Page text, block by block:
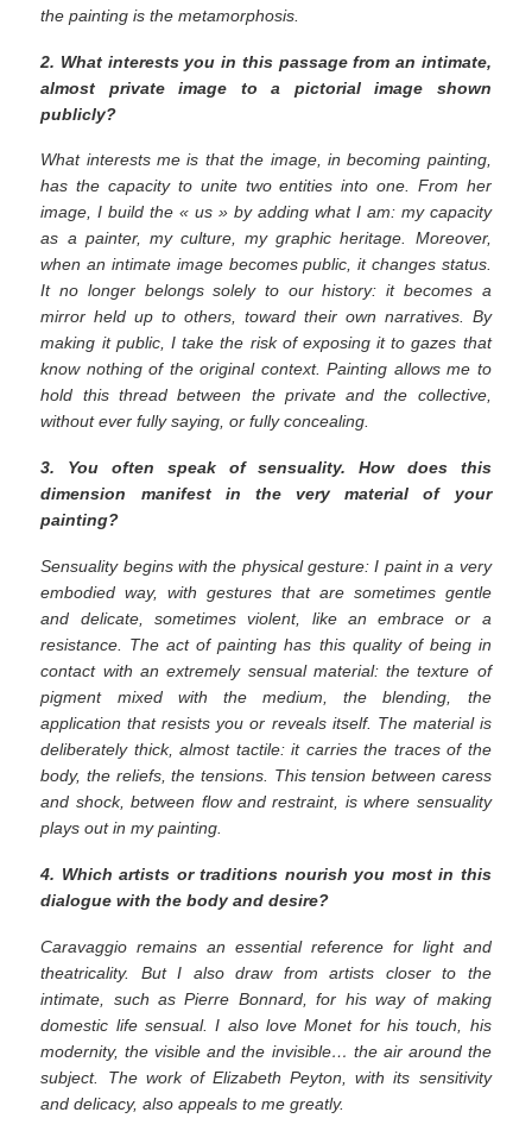
the painting is the metamorphosis.
2. What interests you in this passage from an intimate,
almost private image to a pictorial image shown
publicly?
What interests me is that the image, in becoming painting,
has the capacity to unite two entities into one. From her
image, I build the « us » by adding what I am: my capacity
as a painter, my culture, my graphic heritage. Moreover,
when an intimate image becomes public, it changes status.
It no longer belongs solely to our history: it becomes a
mirror held up to others, toward their own narratives. By
making it public, I take the risk of exposing it to gazes that
know nothing of the original context. Painting allows me to
hold this thread between the private and the collective,
without ever fully saying, or fully concealing.
3. You often speak of sensuality. How does this
dimension manifest in the very material of your
painting?
Sensuality begins with the physical gesture: I paint in a very
embodied way, with gestures that are sometimes gentle
and delicate, sometimes violent, like an embrace or a
resistance. The act of painting has this quality of being in
contact with an extremely sensual material: the texture of
pigment mixed with the medium, the blending, the
application that resists you or reveals itself. The material is
deliberately thick, almost tactile: it carries the traces of the
body, the reliefs, the tensions. This tension between caress
and shock, between flow and restraint, is where sensuality
plays out in my painting.
4. Which artists or traditions nourish you most in this
dialogue with the body and desire?
Caravaggio remains an essential reference for light and
theatricality. But I also draw from artists closer to the
intimate, such as Pierre Bonnard, for his way of making
domestic life sensual. I also love Monet for his touch, his
modernity, the visible and the invisible… the air around the
subject. The work of Elizabeth Peyton, with its sensitivity
and delicacy, also appeals to me greatly.